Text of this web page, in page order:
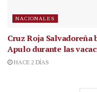
NACIONALES
Cruz Roja Salvadoreña
Apulo durante las
HACE 2 DÍAS